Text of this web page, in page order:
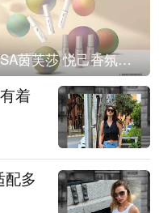
IPSA茵芙莎 悦己香氛凝露上市
着
多